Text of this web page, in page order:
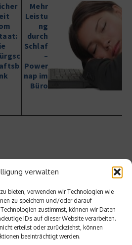
verwalten
bieten, verwenden wir Technologien wie
zu speichern und/oder darauf
zustimmst, können wir Daten
IDs auf dieser Website verarbeiten.
erteilst oder zurückziehst, können
beeinträchtigt werden.
Mehr
Leistu
ng
durch
Schlaf
–
Power
nap im
Büro